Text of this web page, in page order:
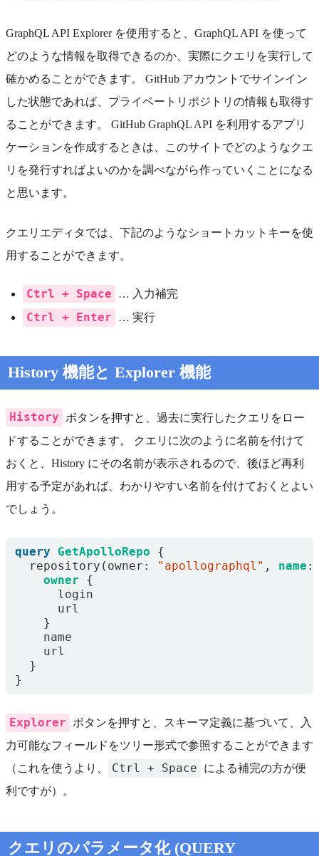
GraphQL API Explorer を使用すると、GraphQL API を使って
どのような情報を取得できるのか、実際にクエリを実行して
確かめることができます。 GitHub アカウントでサインイン
した状態であれば、プライベートリポジトリの情報も取得す
ることができます。 GitHub GraphQL API を利用するアプリ
ケーションを作成するときは、このサイトでどのようなクエ
リを発行すればよいのかを調べながら作っていくことになる
と思います。
クエリエディタでは、下記のようなショートカットキーを使
用することができます。
Ctrl + Space … 入力補完
Ctrl + Enter … 実行
History 機能と Explorer 機能
History
ボタンを押すと、過去に実行したクエリをロー
ドすることができます。 クエリに次のように名前を付けて
おくと、History にその名前が表示されるので、後ほど再利
用する予定があれば、わかりやすい名前を付けておくとよい
でしょう。
query GetApolloRepo
{
repository ( owner : "apollographql" , name :
owner
{
login
url
}
name
url
}
}
Explorer
ボタンを押すと、スキーマ定義に基づいて、入
力可能なフィールドをツリー形式で参照することができます
（これを使うより、
Ctrl + Space
による補完の方が便
利ですが）。
クエリのパラメータ化 (QUERY